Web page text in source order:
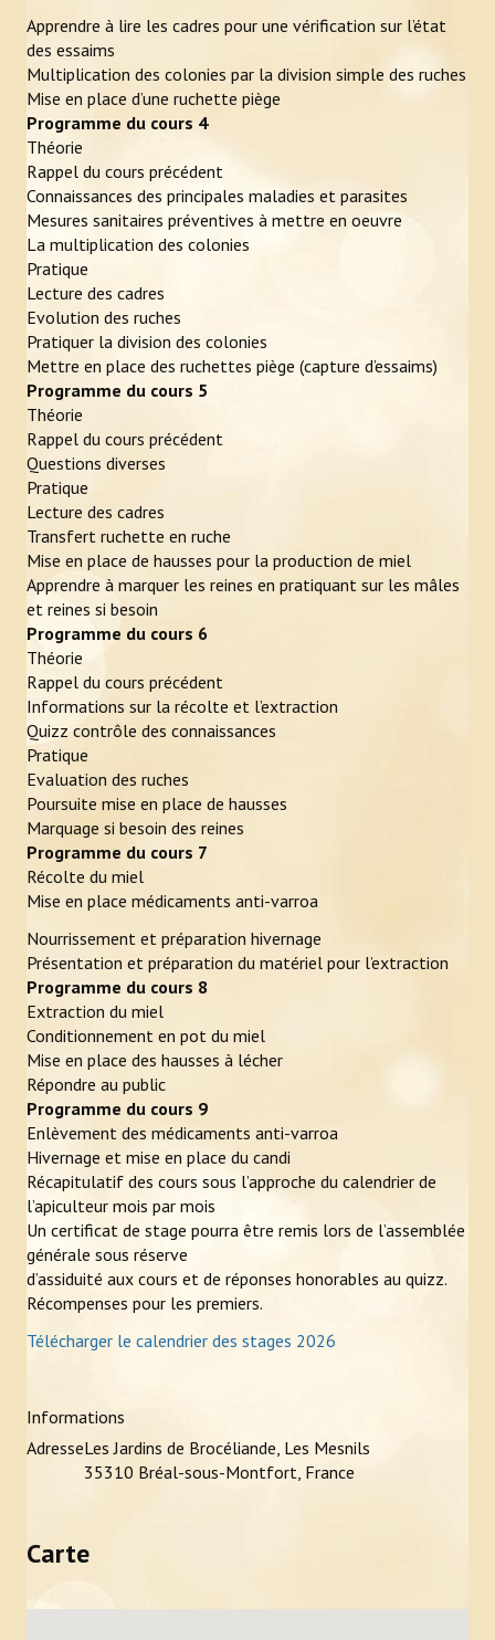
Apprendre à lire les cadres pour une vérification sur l’état
des essaims
Multiplication des colonies par la division simple des ruches
Mise en place d’une ruchette piège
Programme du cours 4
Théorie
Rappel du cours précédent
Connaissances des principales maladies et parasites
Mesures sanitaires préventives à mettre en oeuvre
La multiplication des colonies
Pratique
Lecture des cadres
Evolution des ruches
Pratiquer la division des colonies
Mettre en place des ruchettes piège (capture d’essaims)
Programme du cours 5
Théorie
Rappel du cours précédent
Questions diverses
Pratique
Lecture des cadres
Transfert ruchette en ruche
Mise en place de hausses pour la production de miel
Apprendre à marquer les reines en pratiquant sur les mâles
et reines si besoin
Programme du cours 6
Théorie
Rappel du cours précédent
Informations sur la récolte et l’extraction
Quizz contrôle des connaissances
Pratique
Evaluation des ruches
Poursuite mise en place de hausses
Marquage si besoin des reines
Programme du cours 7
Récolte du miel
Mise en place médicaments anti-varroa
Nourrissement et préparation hivernage
Présentation et préparation du matériel pour l’extraction
Programme du cours 8
Extraction du miel
Conditionnement en pot du miel
Mise en place des hausses à lécher
Répondre au public
Programme du cours 9
Enlèvement des médicaments anti-varroa
Hivernage et mise en place du candi
Récapitulatif des cours sous l’approche du calendrier de
l’apiculteur mois par mois
Un certificat de stage pourra être remis lors de l’assemblée
générale sous réserve
d’assiduité aux cours et de réponses honorables au quizz.
Récompenses pour les premiers.
Télécharger le calendrier des stages 2026
Informations
AdresseLes Jardins de Brocéliande, Les Mesnils
35310 Bréal-sous-Montfort, France
Carte